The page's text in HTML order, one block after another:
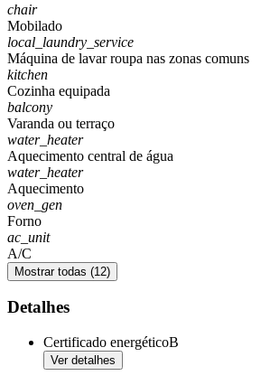
chair
Mobilado
local_laundry_service
Máquina de lavar roupa nas zonas comuns
kitchen
Cozinha equipada
balcony
Varanda ou terraço
water_heater
Aquecimento central de água
water_heater
Aquecimento
oven_gen
Forno
ac_unit
A/C
Mostrar todas (12)
Detalhes
Certificado energéticoB
Ver detalhes